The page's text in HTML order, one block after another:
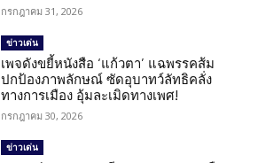
กรกฎาคม 31, 2026
ข่าวเด่น
เพจดังขยี้หนังสือ ‘แก้วตา’ แฉพรรคส้ม
ปกป้องภาพลักษณ์ ซัดอุบาทว์ลัทธิคลั่ง
ทางการเมือง อุ้มละเมิดทางเพศ!
กรกฎาคม 30, 2026
ข่าวเด่น